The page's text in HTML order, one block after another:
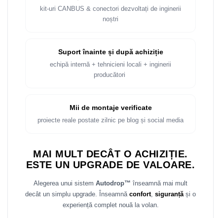
Rame adaptoare Seat
Rame adaptoare Volvo
Rame adaptoare Peugeot
Rame adaptoare Daihatsu
Rame adaptoare Mazda
Rame adaptoare Kia
kit-uri CANBUS & conectori dezvoltați de inginerii
noștri
Suport înainte și după achiziție
echipă internă + tehnicieni locali + inginerii
producători
Mii de montaje verificate
proiecte reale postate zilnic pe blog și social media
MAI MULT DECÂT O ACHIZIȚIE.
ESTE UN UPGRADE DE VALOARE.
Alegerea unui sistem Autodrop™ înseamnă mai mult
decât un simplu upgrade. Înseamnă confort, siguranțăși o
experiență complet nouă la volan.